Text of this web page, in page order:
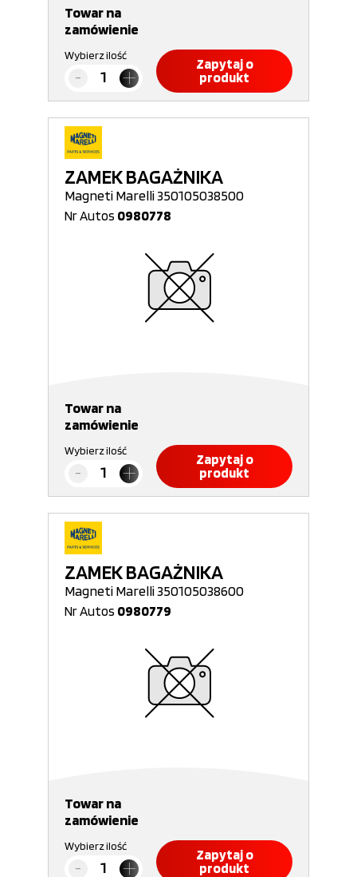
Towar na
zamówienie
Wybierz ilość
Zapytaj o
produkt
ZAMEK BAGAŻNIKA
Magneti Marelli 350105038500
Nr Autos 0980778
Towar na
zamówienie
Wybierz ilość
Zapytaj o
produkt
ZAMEK BAGAŻNIKA
Magneti Marelli 350105038600
Nr Autos 0980779
Towar na
zamówienie
Wybierz ilość
Zapytaj o
produkt